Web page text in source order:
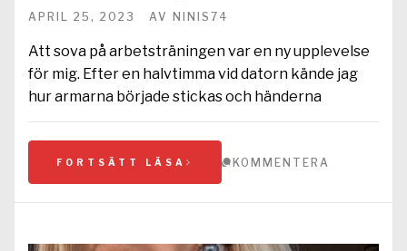
APRIL 25, 2023 AV NINIS74
Att sova på arbetsträningen var en ny upplevelse
för mig. Efter en halvtimma vid datorn kände jag
hur armarna började stickas och händerna
FORTSÄTT LÄSA KOMMENTERA